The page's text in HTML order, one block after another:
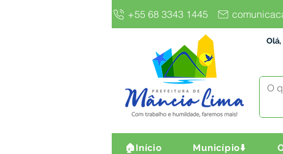
+55 68 3343 1445
🏠Início Município⬇️